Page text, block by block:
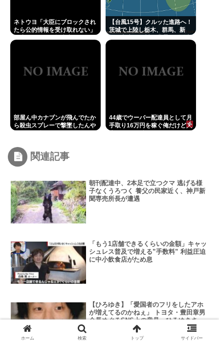
ネトウヨ「大臣にブロックされ
たら公的情報を受け取れない」
【台風15号】クルッた進路へ！
茨城で上陸し栃木、群馬、新
部屋ん中カナブンが飛んでたか
ら殺虫スプレーで撃墜したんや
44歳でウーバー配達員として月
手取り16万円を稼ぐ俺だけど人
関連記事
朝刊配達中、2本足で立つクマ 逃げる様
子なくうろつく 養父の民家近く、神戸新
聞専売所長が遭遇
「もう1店舗できるくらいの金額」キャッ
シュレス普及で増える”手数料” 利益圧迫
に中小飲食店がため息
【ひろゆき】「愛国者のフリをしたアホ
が増えてるのかねぇ」 トヨタ・豊田章男
会長めぐるSNS上の意見、ひろゆきさん
ホーム 検索 トップ サイドバー